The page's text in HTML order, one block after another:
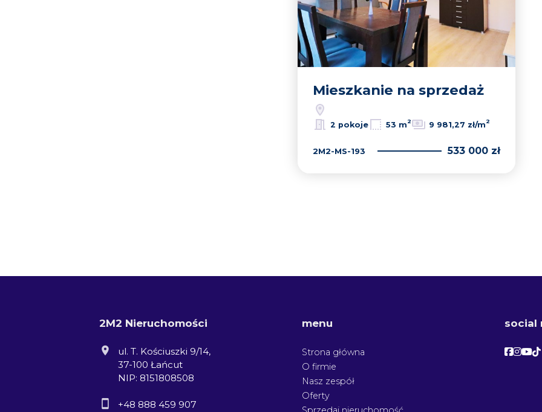
Mieszkanie na sprzedaż
2 pokoje 53 m2 9 981,27 zł/m2
2M2-MS-193 533 000 zł
2M2 Nieruchomości
ul. T. Kościuszki 9/14,
37-100 Łańcut
NIP: 8151808508
+48 888 459 907
menu
Strona główna
O firmie
Nasz zespół
Oferty
social